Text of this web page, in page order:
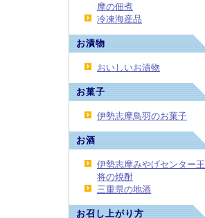
摩の佃煮
冷凍海産品
お漬物
おいしいお漬物
お菓子
伊勢志摩鳥羽のお菓子
お酒
伊勢志摩みやげセンター王
将の焼酎
三重県の地酒
お召し上がり方